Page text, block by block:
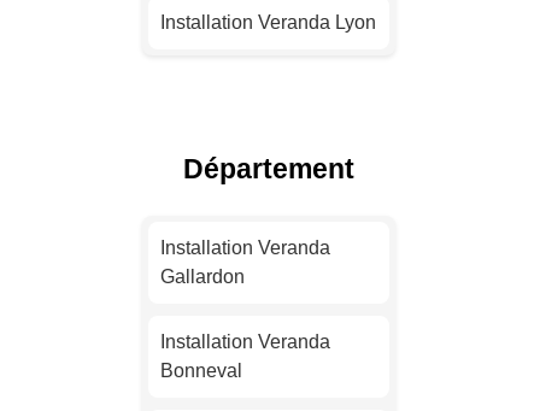
Installation Veranda Lyon
Installation Veranda Nice
Installation Veranda
Nantes
Installation Veranda
Strasbourg
Département
Installation Veranda
Gallardon
Installation Veranda
Bonneval